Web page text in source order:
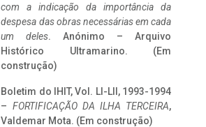
com a indicação da importância da
despesa das obras necessárias em cada
um deles. Anónimo – Arquivo
Histórico Ultramarino. (Em
construção)
Boletim do IHIT, Vol. LI-LII, 1993-1994
– FORTIFICAÇÃO DA ILHA TERCEIRA,
Valdemar Mota. (Em construção)